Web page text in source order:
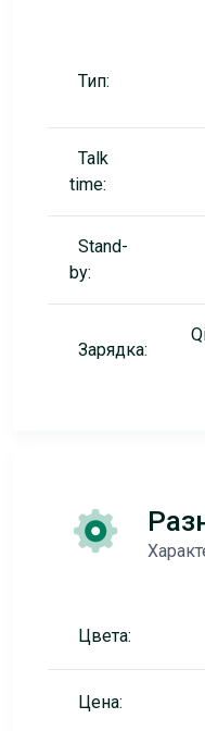
Тип:
Talk
time:
Stand-
by:
Зарядка:
Цвета:
Цена: